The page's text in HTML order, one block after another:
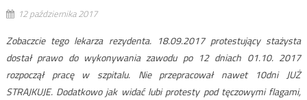
12 października 2017
Zobaczcie tego lekarza rezydenta. 18.09.2017 protestujący stażysta
dostał prawo do wykonywania zawodu po 12 dniach 01.10. 2017
rozpoczął pracę w szpitalu. Nie przepracował nawet 10dni JUŻ
STRAJKUJE. Dodatkowo jak widać lubi protesty pod tęczowymi flagami,